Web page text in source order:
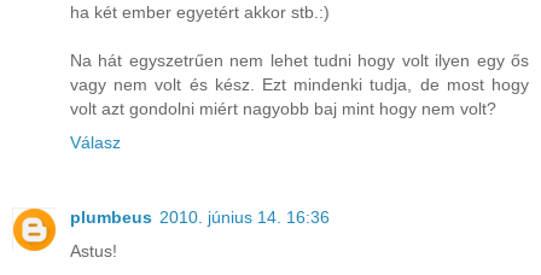
ha két ember egyetért akkor stb.:)
Na hát egyszetrűen nem lehet tudni hogy volt ilyen egy ős
vagy nem volt és kész. Ezt mindenki tudja, de most hogy
volt azt gondolni miért nagyobb baj mint hogy nem volt?
Válasz
plumbeus 2010. június 14. 16:36
Astus!